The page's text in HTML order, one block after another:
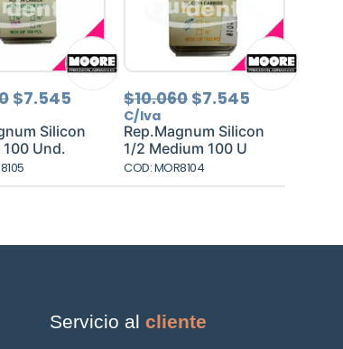
El
precio
original
era:
$10.060.
$7.545El
precio
actual
$7.545.
Silicon
Und.
$10.060El
precio
original
era:
$10.060.
$7.545
actual
C/Iva
Rep.Magnum Silicon
1/2 Medium 100 U
COD: MOR8104
Servicio alcliente